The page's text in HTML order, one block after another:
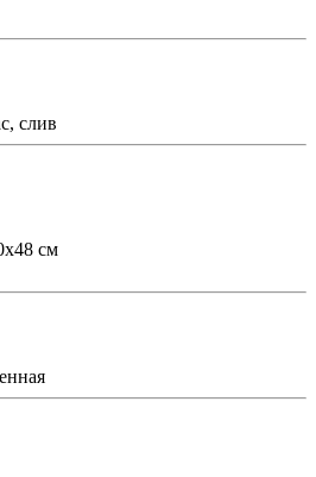
слив
см